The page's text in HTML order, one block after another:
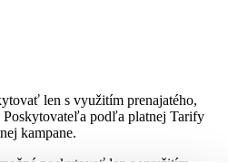
len s využitím prenajatého,
Poskytovateľa podľa platnej Tarify
kampane.